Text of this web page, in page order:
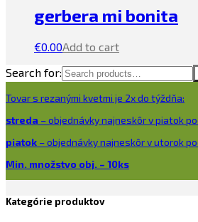
gerbera mi bonita
€0.00Add to cart
Search for:
Tovar s rezanými kvetmi je 2x do týždňa:
streda – objednávky najneskôr v piatok
piatok – objednávky najneskôr v utorok
Min. množstvo obj. – 10ks
Kategórie produktov